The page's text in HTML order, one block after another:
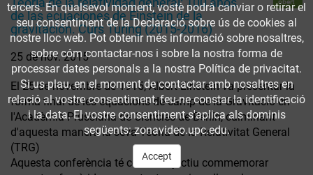
de las ecuaciones de Einstein de la
gravitación. Curs Turing (2015-2016)
25 de nov. 2015
El 25 de novembre de 1915, Albert Einstein va presentar la
forma final de les equacions de camp de la Gravitació en
l'Acadèmia Prussiana de Ciències de Berlín, culminant
d'aquesta manera la seva Teoria de la Relativitat General
(TRG)
Aquesta conferència té com a objectiu commemorar
tercers. En qualsevol moment, vostè podrà canviar o retirar el
seu consentiment de la Declaració sobre ús de cookies al
nostre lloc web. Pot obtenir més informació sobre nosaltres,
sobre cóm contactar-nos i sobre la nostra forma de
processar dates personals a la nostra Política de privacitat.
Si us plau, en el moment de contactar amb nosaltres en
relació al vostre consentiment, feu-ne constar la identificació
i la data. El vostre consentiment s'aplica als dominis
següents: zonavideo.upc.edu.
Accept